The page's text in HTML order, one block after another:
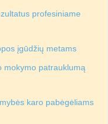
profesiniame
įgūdžių metams
mokymo patrauklumą
karo pabėgėliams